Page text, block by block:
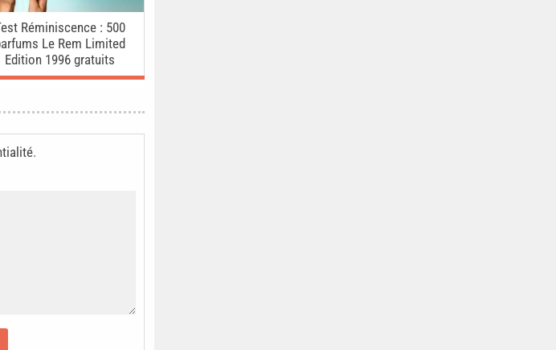
Réminiscence : 500
Le Rem Limited
Edition 1996 gratuits
.